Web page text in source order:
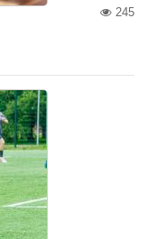
245